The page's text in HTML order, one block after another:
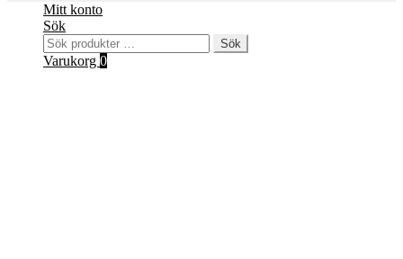
Mitt konto
Sök
Sök
efter:
Sök
Varukorg 0